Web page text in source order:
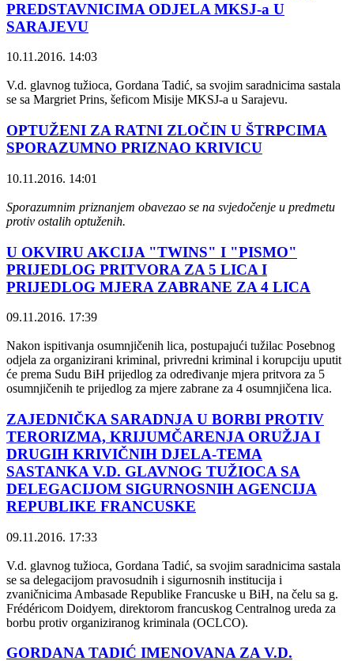
PREDSTAVNICIMA ODJELA MKSJ-a U
SARAJEVU
10.11.2016. 14:03
V.d. glavnog tužioca, Gordana Tadić, sa svojim saradnicima sastala
se sa Margriet Prins, šeficom Misije MKSJ-a u Sarajevu.
OPTUŽENI ZA RATNI ZLOČIN U ŠTRPCIMA
SPORAZUMNO PRIZNAO KRIVICU
10.11.2016. 14:01
Sporazumnim priznanjem obavezao se na svjedočenje u predmetu
protiv ostalih optuženih.
U OKVIRU AKCIJA "TWINS" I "PISMO"
PRIJEDLOG PRITVORA ZA 5 LICA I
PRIJEDLOG MJERA ZABRANE ZA 4 LICA
09.11.2016. 17:39
Nakon ispitivanja osumnjičenih lica, postupajući tužilac Posebnog
odjela za organizirani kriminal, privredni kriminal i korupciju uputit
će prema Sudu BiH prijedlog za određivanje mjera pritvora za 5
osumnjičenih te prijedlog za mjere zabrane za 4 osumnjičena lica.
ZAJEDNIČKA SARADNJA U BORBI PROTIV
TERORIZMA, KRIJUMČARENJA ORUŽJA I
DRUGIH KRIVIČNIH DJELA-TEMA
SASTANKA V.D. GLAVNOG TUŽIOCA SA
DELEGACIJOM SIGURNOSNIH AGENCIJA
REPUBLIKE FRANCUSKE
09.11.2016. 17:33
V.d. glavnog tužioca, Gordana Tadić, sa svojim saradnicima sastala
se sa delegacijom pravosudnih i sigurnosnih institucija i
zvaničnicima Ambasade Republike Francuske u BiH, na čelu sa g.
Frédéricom Doidyem, direktorom francuskog Centralnog ureda za
borbu protiv organiziranog kriminala (OCLCO).
GORDANA TADIĆ IMENOVANA ZA V.D.